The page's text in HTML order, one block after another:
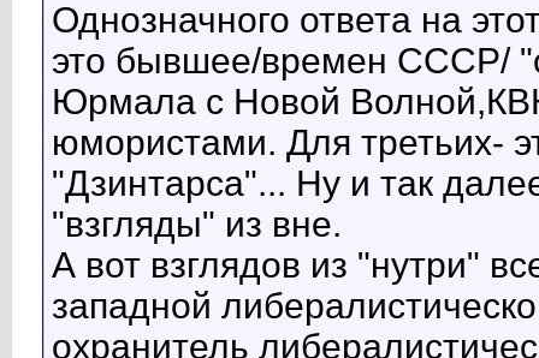
Однозначного ответа на
это бывшее/времен СССР/
Юрмала с Новой
юмористами. Для третьих-
"Дзинтарса"... Ну и так
"взгляды" из вне.
А вот взглядов из "нутри"
западной
охранитель